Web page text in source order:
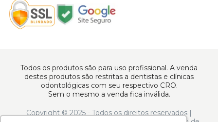
Todos os produtos são para uso profissional. A venda
destes produtos são restritas a dentistas e clínicas
odontológicas com seu respectivo CRO.
Sem o mesmo a venda fica inválida.
Copyright © 2025 - Todos os direitos reservados |